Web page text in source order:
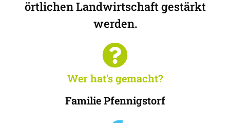
örtlichen Landwirtschaft gestärkt
werden.
Wer hat's gemacht?
Familie Pfennigstorf